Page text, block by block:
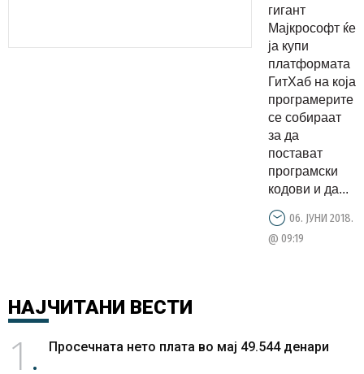
гигант
Мајкрософт ќе
ја купи
платформата
ГитХаб на која
програмерите
се собираат
за да
постават
програмски
кодови и да...
06. ЈУНИ 2018.
@ 09:19
НАЈЧИТАНИ ВЕСТИ
1 Просечната нето плата во мај 49.544 денари